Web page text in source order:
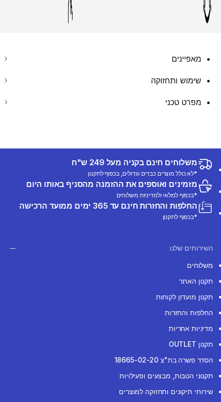
מאפיינים
שימוש ותחזוקה
מפרט טכני
משלוחים חינם בקניה מעל 249 ש"ח
*לא כולל מוצרים כבדים וגדולים, בכפוף לתקנון
מזמינים ואוספים את ההזמנה מהסניף באותו היום
*בכפוף למלאי ולמדיניות משלוחים
החלפות והחזרות חינם עד 365 ימים ממועד הרכישה
*בכפוף לתקנון
השירותים שלנו
משלוחים
תקנון האתר
תקנון מועדון לקוחות
החלפות והחזרות
מדיניות אחריות
תקנון OUTLET
הסדר פשרה בת"צ 18665-02-20
תקנוני הטבות, מבצעים ופעילויות
שירותי תיקונים ותחזוקה למוצרים